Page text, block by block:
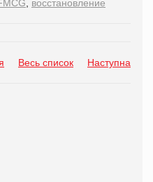
восстановление
Весь список Наступна